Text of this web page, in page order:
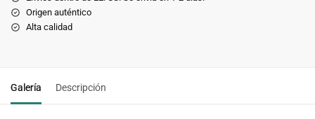
Origen auténtico
Alta calidad
Galería Descripción